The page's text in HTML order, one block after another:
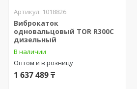
1018826
Виброкаток
одновальцовый TOR R300C
дизельный
В наличии
Оптом и в розницу
1 637 489 ₸